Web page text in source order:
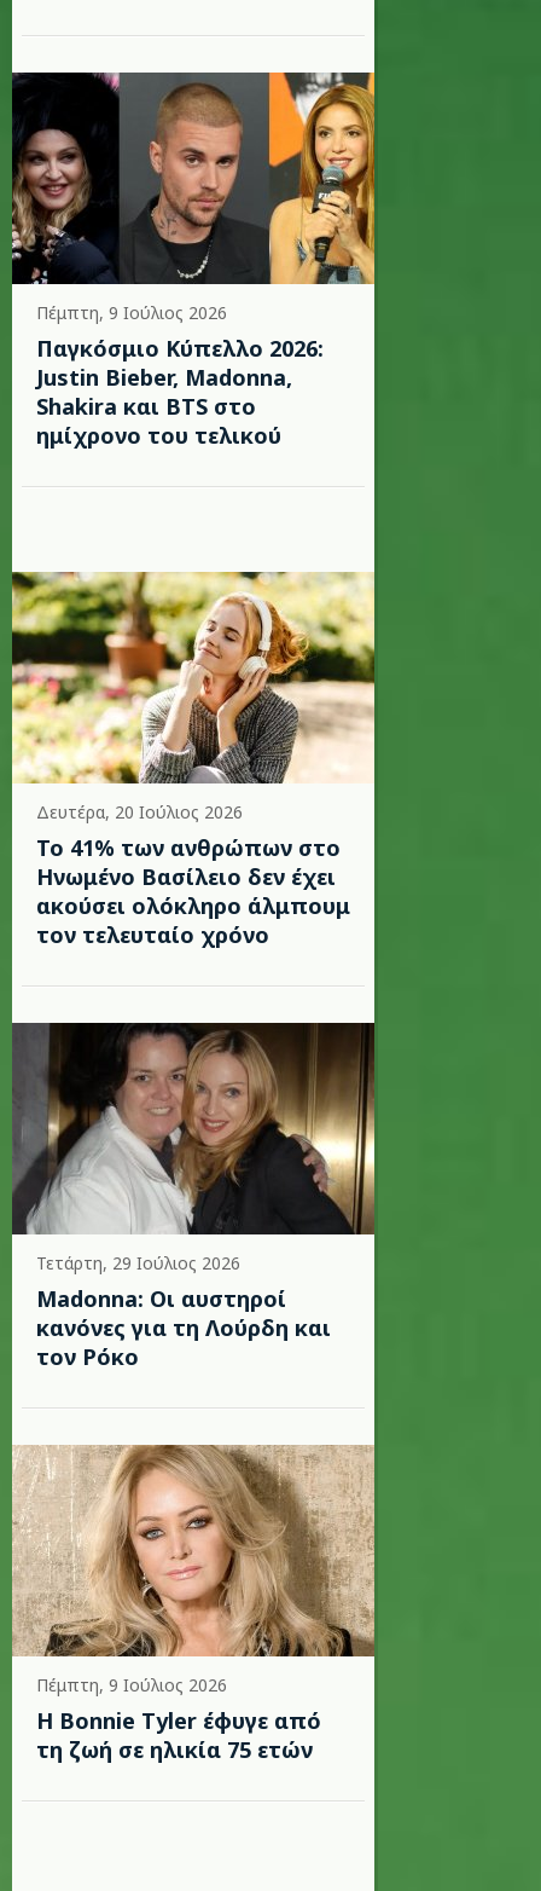
Πέμπτη, 9 Ιούλιος 2026
Παγκόσμιο Κύπελλο 2026:
Justin Bieber, Madonna,
Shakira και BTS στο
ημίχρονο του τελικού
Δευτέρα, 20 Ιούλιος 2026
Το 41% των ανθρώπων στο
Ηνωμένο Βασίλειο δεν έχει
ακούσει ολόκληρο άλμπουμ
τον τελευταίο χρόνο
Τετάρτη, 29 Ιούλιος 2026
Madonna: Οι αυστηροί
κανόνες για τη Λούρδη και
τον Ρόκο
Πέμπτη, 9 Ιούλιος 2026
Η Bonnie Tyler έφυγε από
τη ζωή σε ηλικία 75 ετών